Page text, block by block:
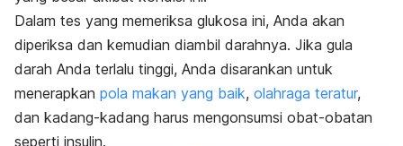
Dalam tes yang memeriksa glukosa ini, Anda akan
diperiksa dan kemudian diambil darahnya. Jika gula
darah Anda terlalu tinggi, Anda disarankan untuk
menerapkan pola makan yang baik, olahraga teratur,
dan kadang-kadang harus mengonsumsi obat-obatan
seperti insulin.